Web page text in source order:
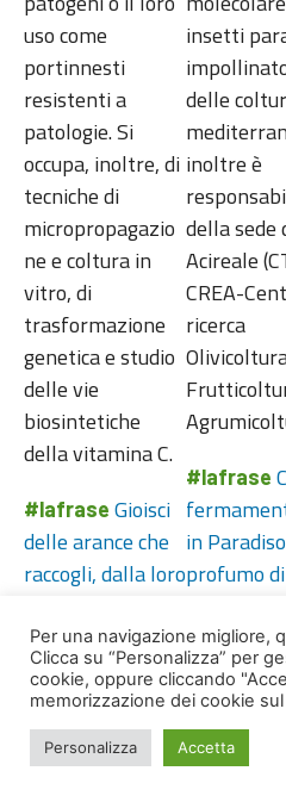
uso come
portinnesti
resistenti a
patologie. Si
occupa, inoltre, di
tecniche di
micropropagazio
ne e coltura in
vitro, di
trasformazione
genetica e studio
delle vie
biosintetiche
della vitamina C.
#lafrase Gioisci
delle arance che
raccogli, dalla loro
gioia. Oh, siano
benvenute
queste guance dei
rami, benvenute
le stelle di
insetti
delle
inoltre è
della sede
Acireale
CREA-
ricerca
#lafrase
in
profumo di
Per una navigazione migliore,
Clicca su “Personalizza” per
cookie, oppure cliccando
memorizzazione dei cookie
Personalizza Accetta